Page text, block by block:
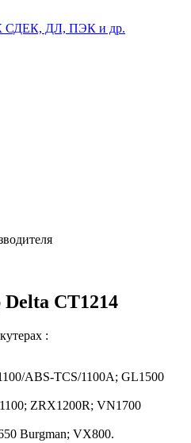
СДЕК, ДЛ, ПЭК и др.
Delta СТ1214
:
ABS-TCS/1100A; GL1500
ZRX1200R; VN1700
Burgman; VX800.